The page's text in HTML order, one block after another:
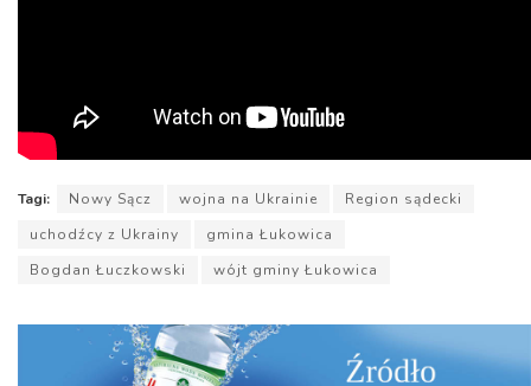
Tagi: Nowy Sącz wojna na Ukrainie
Region sądecki
uchodźcy z Ukrainy
gmina Łukowica
Bogdan Łuczkowski
wójt gminy Łukowica